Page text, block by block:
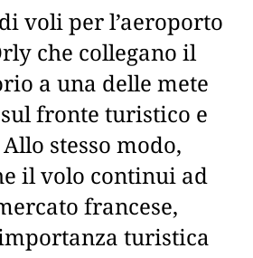
voli per l’aeroporto
che collegano il
a una delle mete
fronte turistico e
stesso modo,
il volo continui ad
francese,
turistica